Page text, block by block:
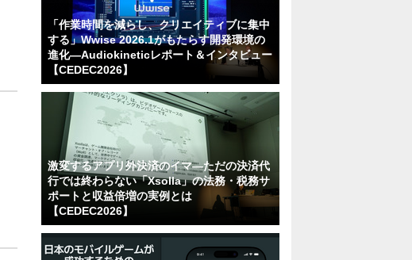
「作業時間を減らし、クリエイティブに集中
する」Wwise 2026.1がもたらす開発環境の
進化―Audiokineticレポート＆インタビュー
【CEDEC2026】
激変するアプリ外決済のイマ―ただの決済代
行では終わらない「Xsolla」の法務・税務サ
ポートと収益倍増の実例とは
【CEDEC2026】